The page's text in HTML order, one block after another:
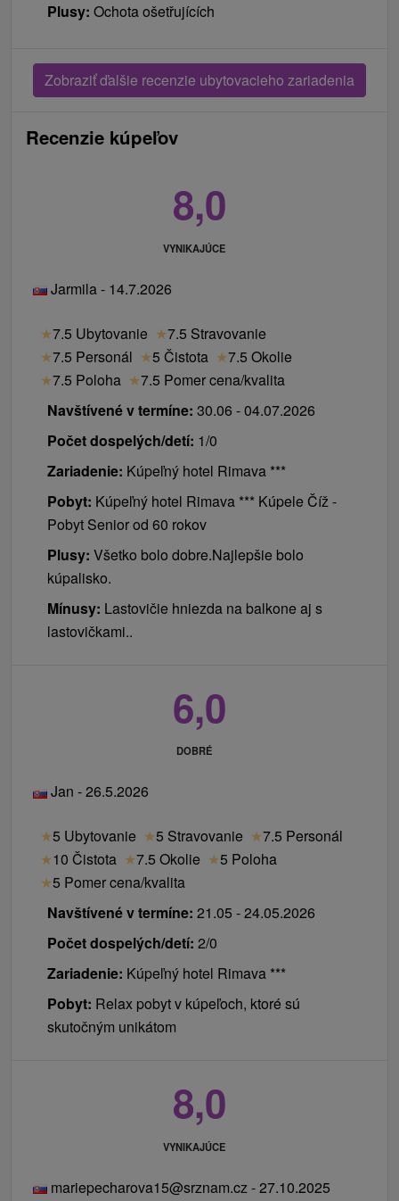
Plusy: Ochota ošetřujících
Zobraziť ďalšie recenzie ubytovacieho zariadenia
Recenzie kúpeľov
8,0
VYNIKAJÚCE
Jarmila - 14.7.2026
★7.5 Ubytovanie ★7.5 Stravovanie
★7.5 Personál ★5 Čistota ★7.5 Okolie
★7.5 Poloha ★7.5 Pomer cena/kvalita
Navštívené v termíne: 30.06 - 04.07.2026
Počet dospelých/detí: 1/0
Zariadenie: Kúpeľný hotel Rimava ***
Pobyt: Kúpeľný hotel Rimava *** Kúpele Číž -
Pobyt Senior od 60 rokov
Plusy: Všetko bolo dobre.Najlepšie bolo
kúpalisko.
Mínusy: Lastovičie hniezda na balkone aj s
lastovičkami..
6,0
DOBRÉ
Jan - 26.5.2026
★5 Ubytovanie ★5 Stravovanie ★7.5 Personál
★10 Čistota ★7.5 Okolie ★5 Poloha
★5 Pomer cena/kvalita
Navštívené v termíne: 21.05 - 24.05.2026
Počet dospelých/detí: 2/0
Zariadenie: Kúpeľný hotel Rimava ***
Pobyt: Relax pobyt v kúpeľoch, ktoré sú
skutočným unikátom
8,0
VYNIKAJÚCE
mariepecharova15@srznam.cz - 27.10.2025